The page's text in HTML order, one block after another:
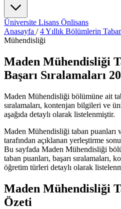
Üniversite Lisans Önlisans
Anasayfa /4 Yıllık Bölümlerin
Mühendisliği
Maden Mühendisliği
Başarı Sıralamaları
Maden Mühendisliği bölümüne ait
sıralamaları, kontenjan bilgileri ve
aşağıda detaylı olarak listelenmiştir.
Maden Mühendisliği taban puanları
tarafından açıklanan yerleştirme
Bu sayfada Maden Mühendisliği
taban puanları, başarı sıralamaları,
öğretim türleri detaylı olarak
Maden Mühendisliği
Özeti